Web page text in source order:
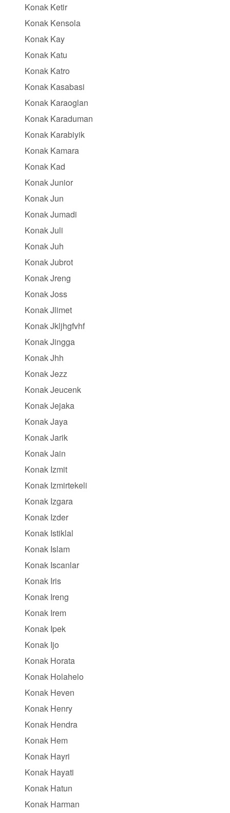
Konak Ketir
Konak Kensola
Konak Kay
Konak Katu
Konak Katro
Konak Kasabasi
Konak Karaoglan
Konak Karaduman
Konak Karabiyik
Konak Kamara
Konak Kad
Konak Junior
Konak Jun
Konak Jumadi
Konak Juli
Konak Juh
Konak Jubrot
Konak Jreng
Konak Joss
Konak Jlimet
Konak Jkljhgfvhf
Konak Jingga
Konak Jhh
Konak Jezz
Konak Jeucenk
Konak Jejaka
Konak Jaya
Konak Jarik
Konak Jain
Konak Izmit
Konak Izmirtekeli
Konak Izgara
Konak Izder
Konak Istiklal
Konak Islam
Konak Iscanlar
Konak Iris
Konak Ireng
Konak Irem
Konak Ipek
Konak Ijo
Konak Horata
Konak Holahelo
Konak Heven
Konak Henry
Konak Hendra
Konak Hem
Konak Hayri
Konak Hayati
Konak Hatun
Konak Harman